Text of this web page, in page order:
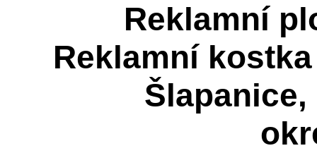
Reklamní
Reklamní